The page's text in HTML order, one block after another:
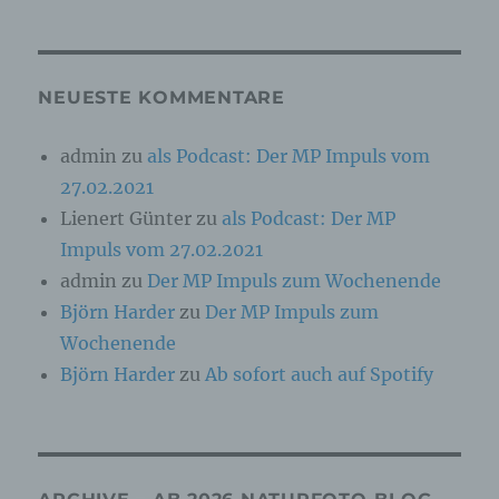
NEUESTE KOMMENTARE
admin zu als Podcast: Der MP Impuls vom
27.02.2021
Lienert Günter zu als Podcast: Der MP
Impuls vom 27.02.2021
admin zu Der MP Impuls zum Wochenende
Björn Harder zu Der MP Impuls zum
Wochenende
Björn Harder zuAb sofort auch auf Spotify
physischen, physiologischen, genetischen,
sozialen Identität dieser natürlichen Person
b) betroffene Person
Betroffene Person ist jede identifizierte oder
identifizierbare natürliche Person, deren
personenbezogene Daten von dem für die
Verarbeitung Verantwortlichen verarbeitet
werden.
c) Verarbeitung
automatisierter Verfahren ausgeführte Vorgang